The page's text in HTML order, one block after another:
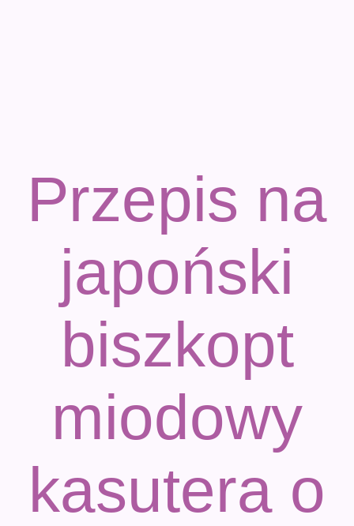
Przepis na
japoński
biszkopt
miodowy
kasutera o